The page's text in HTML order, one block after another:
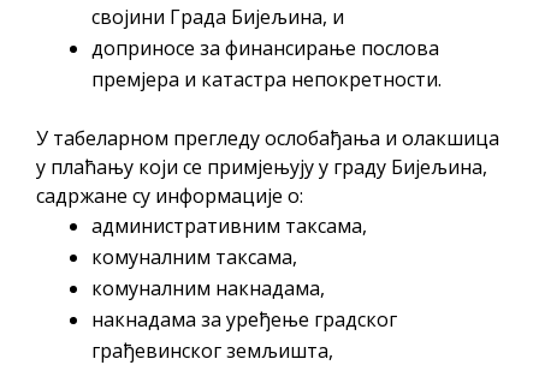
својини Града Бијељина, и
доприносе за финансирање послова
премјера и катастра непокретности.
У табеларном прегледу ослобађања и олакшица
у плаћању који се примјењују у граду Бијељина,
садржане су информације о:
административним таксама,
комуналним таксама,
комуналним накнадама,
накнадама за уређење градског
грађевинског земљишта,